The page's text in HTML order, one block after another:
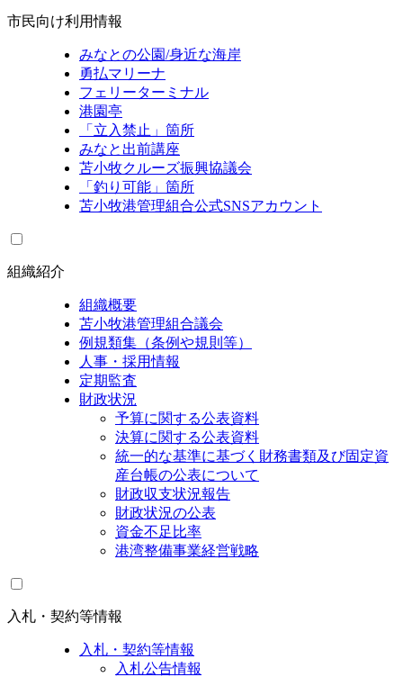
市民向け利用情報
みなとの公園/身近な海岸
勇払マリーナ
フェリーターミナル
港園亭
「立入禁止」箇所
みなと出前講座
苫小牧クルーズ振興協議会
「釣り可能」箇所
苫小牧港管理組合公式SNSアカウント
組織紹介
組織概要
苫小牧港管理組合議会
例規類集（条例や規則等）
人事・採用情報
定期監査
財政状況
予算に関する公表資料
決算に関する公表資料
統一的な基準に基づく財務書類及び固定資
産台帳の公表について
財政収支状況報告
財政状況の公表
資金不足比率
港湾整備事業経営戦略
入札・契約等情報
入札・契約等情報
入札公告情報